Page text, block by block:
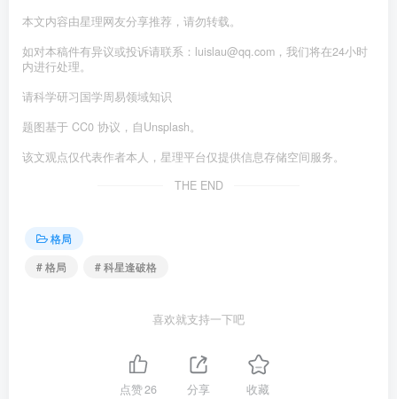
本文内容由星理网友分享推荐，请勿转载。
如对本稿件有异议或投诉请联系：luislau@qq.com，我们将在24小时
内进行处理。
请科学研习国学周易领域知识
题图基于 CC0 协议，自Unsplash。
该文观点仅代表作者本人，星理平台仅提供信息存储空间服务。
THE END
格局
# 格局
# 科星逢破格
喜欢就支持一下吧
点赞26 分享 收藏